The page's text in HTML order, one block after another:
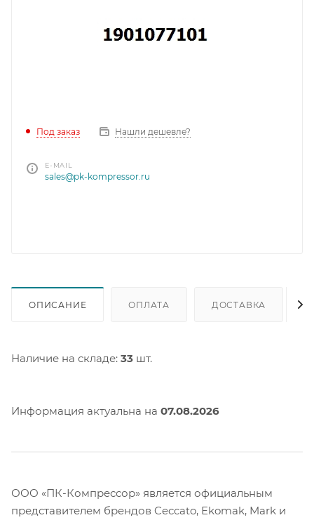
Под заказ Нашли дешевле?
E-MAIL
sales@pk-kompressor.ru
ОПИСАНИЕ ОПЛАТА ДОСТАВКА
Наличие на складе: 33 шт.
Информация актуальна на 07.08.2026
ООО «ПК-Компрессор» является официальным
представителем брендов Ceccato, Ekomak, Mark и